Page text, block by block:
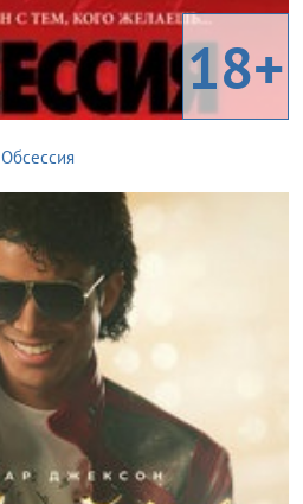
18+
Обсессия